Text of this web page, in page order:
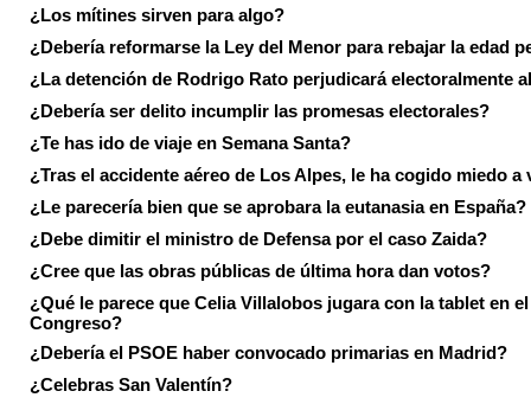
¿Los mítines sirven para algo?
¿Debería reformarse la Ley del Menor para rebajar la edad
¿La detención de Rodrigo Rato perjudicará electoralmente
¿Debería ser delito incumplir las promesas electorales?
¿Te has ido de viaje en Semana Santa?
¿Tras el accidente aéreo de Los Alpes, le ha cogido miedo a
¿Le parecería bien que se aprobara la eutanasia en España?
¿Debe dimitir el ministro de Defensa por el caso Zaida?
¿Cree que las obras públicas de última hora dan votos?
¿Qué le parece que Celia Villalobos jugara con la tablet en el
Congreso?
¿Debería el PSOE haber convocado primarias en Madrid?
¿Celebras San Valentín?